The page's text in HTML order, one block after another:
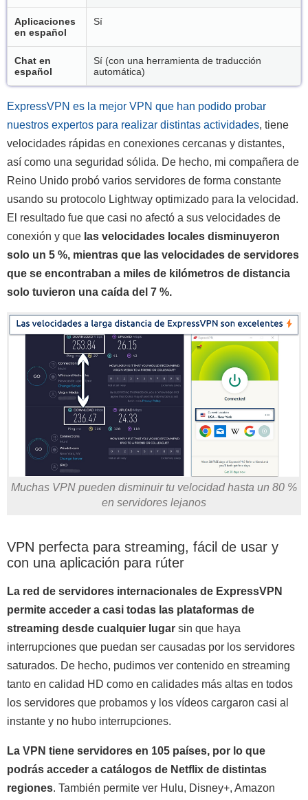
Aplicaciones
en español
Sí
Chat en
español
Sí (con una herramienta de traducción
automática)
ExpressVPN es la mejor VPN que han podido probar
nuestros expertos para realizar distintas actividades, tiene
velocidades rápidas en conexiones cercanas y distantes,
así como una seguridad sólida. De hecho, mi compañera de
Reino Unido probó varios servidores de forma constante
usando su protocolo Lightway optimizado para la velocidad.
El resultado fue que casi no afectó a sus velocidades de
conexión y que las velocidades locales disminuyeron
solo un 5 %, mientras que las velocidades de servidores
que se encontraban a miles de kilómetros de distancia
solo tuvieron una caída del 7 %.
Muchas VPN pueden disminuir tu velocidad hasta un 80 %
en servidores lejanos
VPN perfecta para streaming, fácil de usar y
con una aplicación para rúter
La red de servidores internacionales de ExpressVPN
permite acceder a casi todas las plataformas de
streaming desde cualquier lugar sin que haya
interrupciones que puedan ser causadas por los servidores
saturados. De hecho, pudimos ver contenido en streaming
tanto en calidad HD como en calidades más altas en todos
los servidores que probamos y los vídeos cargaron casi al
instante y no hubo interrupciones.
La VPN tiene servidores en 105 países, por lo que
podrás acceder a catálogos de Netflix de distintas
regiones. También permite ver Hulu, Disney+, Amazon